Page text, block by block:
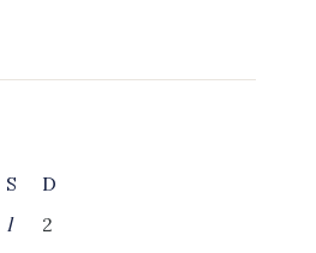
S
D
1
2